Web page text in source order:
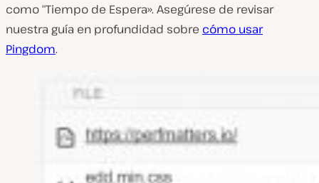
como “Tiempo de Espera». Asegúrese de revisar
nuestra guía en profundidad sobre cómo usar
Pingdom.